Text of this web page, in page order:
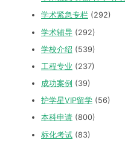
学术紧急专栏 (292)
学术辅导 (292)
学校介绍 (539)
工程专业 (237)
成功案例 (39)
护学星VIP留学 (56)
本科申请 (800)
标化考试 (83)